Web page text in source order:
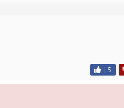
| 5